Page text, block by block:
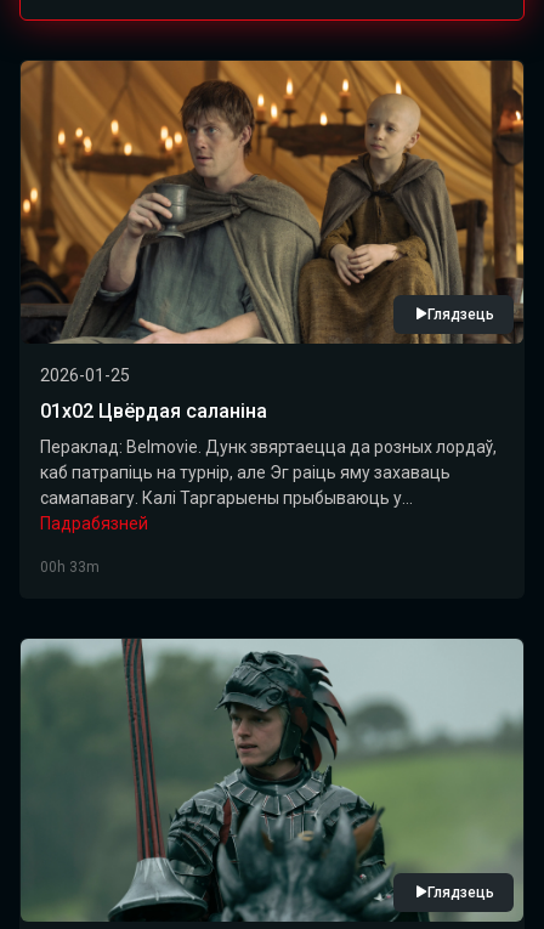
Глядзець
2026-01-25
01х02 Цвёрдая саланіна
Пераклад: Belmovie. Дунк звяртаецца да розных лордаў,
каб патрапіць на турнір, але Эг раіць яму захаваць
самапавагу. Калі Таргарыены прыбываюць у...
Падрабязней
00h 33m
Глядзець